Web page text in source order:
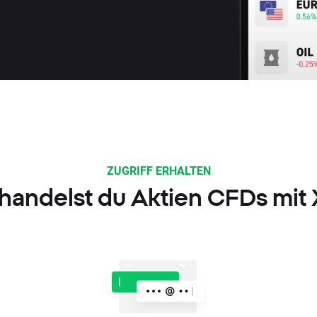
ZUGRIFF ERHALTEN
du Aktien CFDs mit